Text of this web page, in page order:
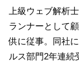
上級ウェブ解析
ランナーとして
供に従事。同社
ルス部門2年連続